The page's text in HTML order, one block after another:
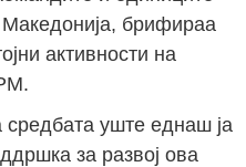
брифираа
активности на
средбата уште еднаш ја
за развој ова